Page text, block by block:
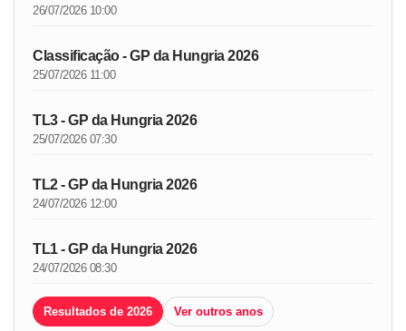
26/07/2026 10:00
Classificação - GP da Hungria 2026
25/07/2026 11:00
TL3 - GP da Hungria 2026
25/07/2026 07:30
TL2 - GP da Hungria 2026
24/07/2026 12:00
TL1 - GP da Hungria 2026
24/07/2026 08:30
Resultados de 2026 Ver outros anos